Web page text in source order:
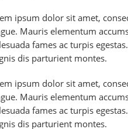
ipsum dolor sit amet,
Mauris elementum
fames ac turpis
dis parturient montes.
ipsum dolor sit amet,
Mauris elementum
fames ac turpis
dis parturient montes.